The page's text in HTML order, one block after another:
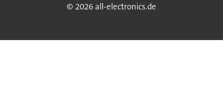
© 2026 all-electronics.de